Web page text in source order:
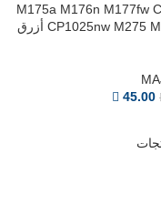
M175a M176n M177fw
CP1025nw M275 M275nw أزرق
45.00